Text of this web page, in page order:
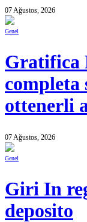
07 Ağustos, 2026
Genel
Gratifica
completa
ottenerli
07 Ağustos, 2026
Genel
Giri In
deposito